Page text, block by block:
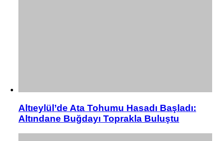
Altıeylül’de Ata Tohumu Hasadı Başladı:
Altındane Buğdayı Toprakla Buluştu